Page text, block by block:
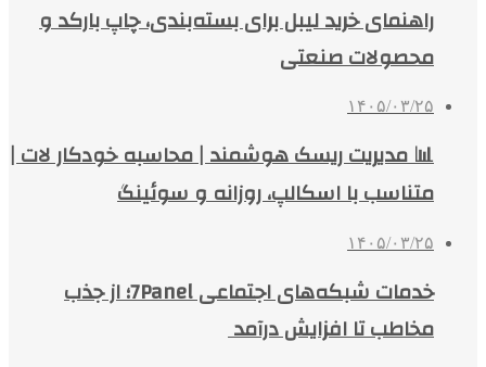
راهنمای خرید لیبل برای بسته‌بندی، چاپ بارکد و
محصولات صنعتی
۱۴۰۵/۰۳/۲۵
📊 مدیریت ریسک هوشمند | محاسبه خودکار لات |
متناسب با اسکالپ، روزانه و سوئینگ
۱۴۰۵/۰۳/۲۵
خدمات شبکه‌های اجتماعی 7Panel؛ از جذب
مخاطب تا افزایش درآمد